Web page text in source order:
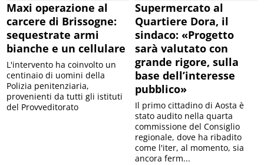
Maxi operazione al
carcere di Brissogne:
sequestrate armi
bianche e un cellulare
L'intervento ha coinvolto un
centinaio di uomini della
Polizia penitenziaria,
provenienti da tutti gli istituti
del Provveditorato
Supermercato al
Quartiere Dora, il
sindaco: «Progetto
sarà valutato con
grande rigore, sulla
base dell’interesse
pubblico»
Il primo cittadino di Aosta è
stato audito nella quarta
commissione del Consiglio
regionale, dove ha ribadito
come l'iter, al momento, sia
ancora ferm...